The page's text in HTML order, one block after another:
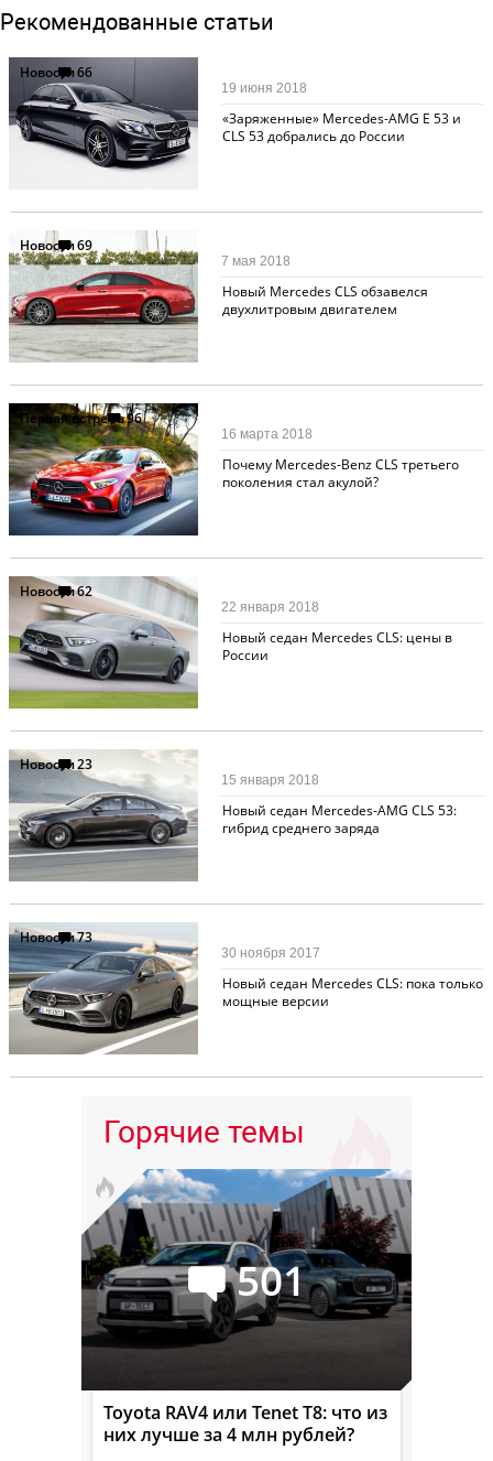
Рекомендованные статьи
Новости66
«Заряженные» Mercedes-AMG E 53 и
CLS 53 добрались до России
19 июня 2018
Новости69
Новый Mercedes CLS обзавелся
двухлитровым двигателем
7 мая 2018
Первая встреча96
Почему Mercedes-Benz CLS третьего
поколения стал акулой?
16 марта 2018
Новости62
Новый седан Mercedes CLS: цены в
России
22 января 2018
Новости23
Новый седан Mercedes-AMG CLS 53:
гибрид среднего заряда
15 января 2018
Новости73
Новый седан Mercedes CLS: пока только
мощные версии
30 ноября 2017
Горячие темы
501
Toyota RAV4 или Tenet T8: что из
них лучше за 4 млн рублей?